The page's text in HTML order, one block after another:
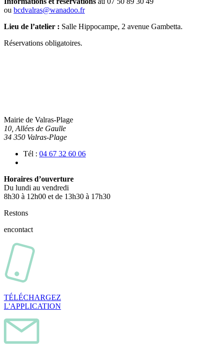
ou bcdvalras@wanadoo.fr
Lieu de l’atelier : Salle Hippocampe, 2 avenue Gambetta.
Réservations obligatoires.
Mairie de Valras-Plage
10, Allées de Gaulle
34 350 Valras-Plage
Tél : 04 67 32 60 06
Horaires d’ouverture
Du lundi au vendredi
8h30 à 12h00 et de 13h30 à 17h30
Restons
encontact
TÉLÉCHARGEZ
L'APPLICATION